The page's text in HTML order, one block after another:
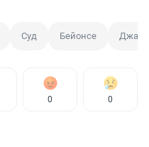
Суд Бейонсе
0 0